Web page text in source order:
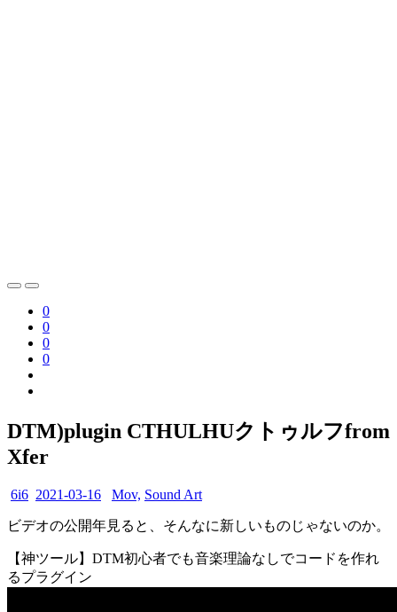
0
0
0
0
DTM)plugin CTHULHUクトゥルフfrom
Xfer
6i6 2021-03-16 Mov, Sound Art
ビデオの公開年見ると、そんなに新しいものじゃないのか。
【神ツール】DTM初心者でも音楽理論なしでコードを作れ
るプラグイン